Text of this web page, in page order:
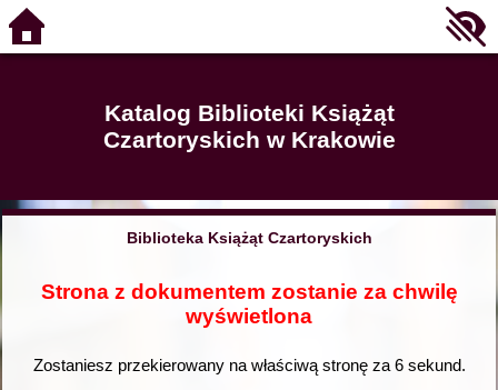
Katalog Biblioteki Książąt
Czartoryskich w Krakowie
Biblioteka Książąt Czartoryskich
Strona z dokumentem zostanie za chwilę
wyświetlona
Zostaniesz przekierowany na właściwą stronę za 6sekund.